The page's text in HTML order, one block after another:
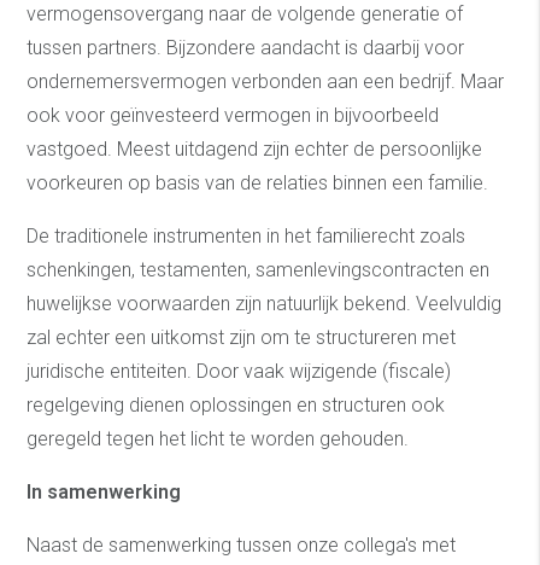
vermogensovergang naar de volgende generatie of
tussen partners. Bijzondere aandacht is daarbij voor
ondernemersvermogen verbonden aan een bedrijf. Maar
ook voor geïnvesteerd vermogen in bijvoorbeeld
vastgoed. Meest uitdagend zijn echter de persoonlijke
voorkeuren op basis van de relaties binnen een familie.
De traditionele instrumenten in het familierecht zoals
schenkingen, testamenten, samenlevingscontracten en
huwelijkse voorwaarden zijn natuurlijk bekend. Veelvuldig
zal echter een uitkomst zijn om te structureren met
juridische entiteiten. Door vaak wijzigende (fiscale)
regelgeving dienen oplossingen en structuren ook
geregeld tegen het licht te worden gehouden.
In samenwerking
Naast de samenwerking tussen onze collega's met